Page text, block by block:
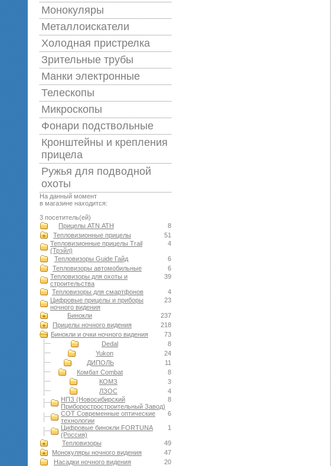
Монокуляры
Металлоискатели
Холодная пристрелка
Зрительные трубы
Манки электронные
Телескопы
Микроскопы
Фонари подствольные
Кронштейны и крепления
прицела
Ружья для подводной
оxоты
На данный момент
в магазине находится:
3 посетитель(ей)
8
Прицелы ATN АТН
51
Тепловизионные прицелы
4
Тепловизионные прицелы Trail
(Трэйл)
6
Тепловизоры Guide Гайд
6
Тепловизоры автомобильные
39
Тепловизоры для охоты и
строительства
4
Тепловизоры для смартфонов
23
Цифровые прицелы и приборы
ночного видения
237
Бинокли
218
Прицелы ночного видения
73
Бинокли и очки ночного видения
8
Dedal
24
Yukon
11
ДИПОЛЬ
8
Комбат Combat
3
КОМЗ
4
ЛЗОС
8
НПЗ (Новосибирский
Приборостростроительный Завод)
6
СОТ Современные оптические
технологии
1
Цифровые бинокли FORTUNA
(Россия)
49
Тепловизоры
47
Монокуляры ночного видения
20
Насадки ночного видения